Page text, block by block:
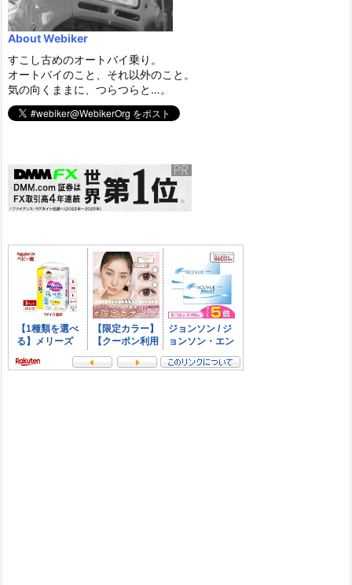
About Webiker
すこし古めのオートバイ乗り。
オートバイのこと、それ以外のこと。
気の向くままに、つらつらと…。